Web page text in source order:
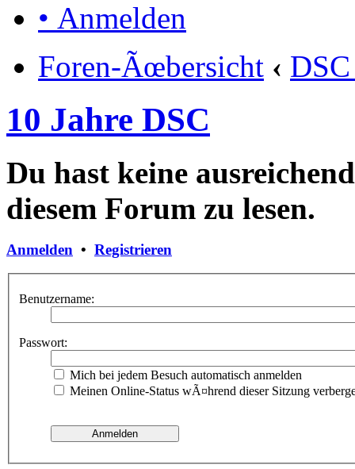
• Anmelden
Foren-Ãœbersicht ‹
10 Jahre DSC
Du hast keine
diesem Forum zu lesen.
Anmelden • Registrieren
Benutzername:
Passwort:
Mich bei jedem Besuch automatisch anmelden
Meinen Online-Status wÃ¤hrend dieser Sitzung